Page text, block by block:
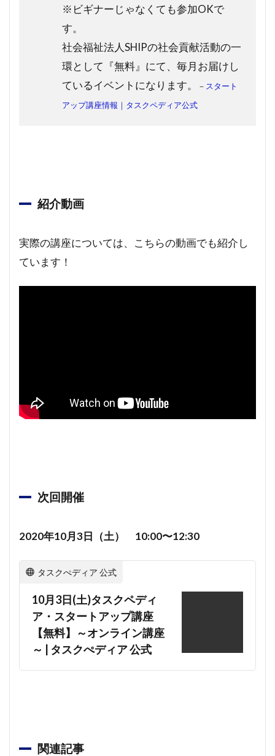
※ビギナーじゃなくても参加OKで
す。
社会福祉法人SHIPの社会貢献活動の一
環として『無料』にて、毎月お届けし
ているイベントになります。
－ スタート
アップ講座情報｜タスクペディア公式
紹介動画
実際の講座については、こちらの動画でも紹介し
ています！
次回開催
2020年10月3日（土） 10:00〜12:30
タスクぺディア 公式
10月3日(土)タスクペディ
ア・スタートアップ講座
【無料】～オンライン講座
～ | タスクぺディア 公式
関連記事